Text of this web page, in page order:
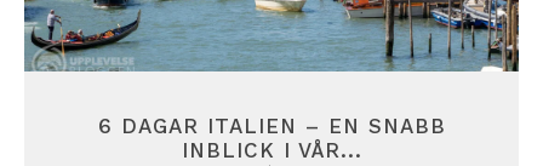
6 DAGAR ITALIEN – EN SNABB
INBLICK I VÅR...